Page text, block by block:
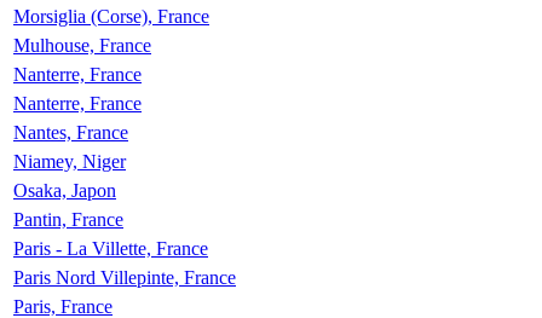
Morsiglia (Corse), France
Mulhouse, France
Nanterre, France
Nanterre, France
Nantes, France
Niamey, Niger
Osaka, Japon
Pantin, France
Paris - La Villette, France
Paris Nord Villepinte, France
Paris, France